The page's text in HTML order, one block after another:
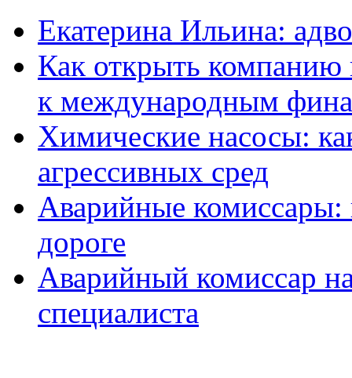
Екатерина Ильина:
Как открыть компанию
к международным
Химические насосы:
агрессивных сред
Аварийные
дороге
Аварийный комиссар
специалиста